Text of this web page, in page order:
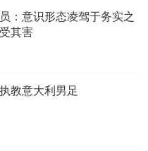
：意识形态凌驾于务实之
其害
教意大利男足